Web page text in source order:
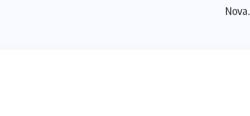
Nova.